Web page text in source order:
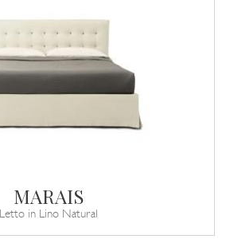
MARAIS
Letto in Lino Natural